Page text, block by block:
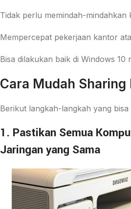
Tidak perlu memindah-mindahkan
Mempercepat pekerjaan kantor
Bisa dilakukan baik di Windows 10
Cara Mudah Sharing
Berikut langkah-langkah yang bisa
1. Pastikan Semua
Jaringan yang Sama